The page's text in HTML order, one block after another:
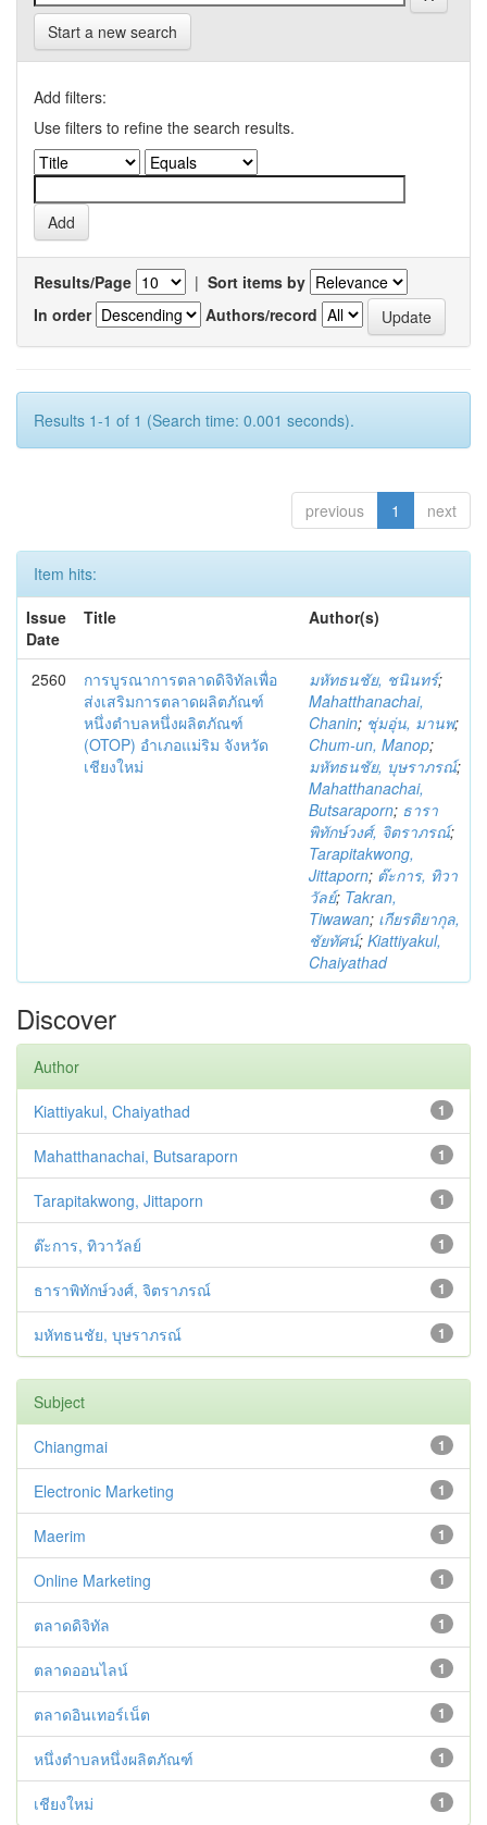
Start a new search
Add filters:
Use filters to refine the search results.
Results/Page | Sort items by
In order
Authors/record
Results 1-1 of 1 (Search time: 0.001 seconds).
previous 1 next
Item hits:
Issue
Date
Title Author(s)
2560
การบูรณาการตลาดดิจิทัลเพื่อ
ส่งเสริมการตลาดผลิตภัณฑ์
หนึ่งตำบลหนึ่งผลิตภัณฑ์
(OTOP) อำเภอแม่ริม จังหวัด
เชียงใหม่
มหัทธนชัย, ชนินทร์;
Mahatthanachai,
Chanin; ชุ่มอุ่น, มานพ;
Chum-un, Manop;
มหัทธนชัย, บุษราภรณ์;
Mahatthanachai,
Butsaraporn; ธารา
พิทักษ์วงศ์, จิตราภรณ์;
Tarapitakwong,
Jittaporn; ต๊ะการ, ทิวา
วัลย์; Takran,
Tiwawan; เกียรติยากุล,
ชัยทัศน์; Kiattiyakul,
Chaiyathad
Discover
Author
1
Kiattiyakul, Chaiyathad
1
Mahatthanachai, Butsaraporn
1
Tarapitakwong, Jittaporn
1
ต๊ะการ, ทิวาวัลย์
1
ธาราพิทักษ์วงศ์, จิตราภรณ์
1
มหัทธนชัย, บุษราภรณ์
Subject
1
Chiangmai
1
Electronic Marketing
1
Maerim
1
Online Marketing
1
ตลาดดิจิทัล
1
ตลาดออนไลน์
1
ตลาดอินเทอร์เน็ต
1
หนึ่งตำบลหนึ่งผลิตภัณฑ์
1
เชียงใหม่